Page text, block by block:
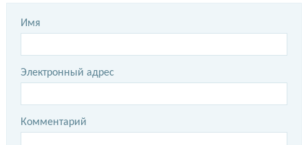
Имя
Электронный адрес
Комментарий